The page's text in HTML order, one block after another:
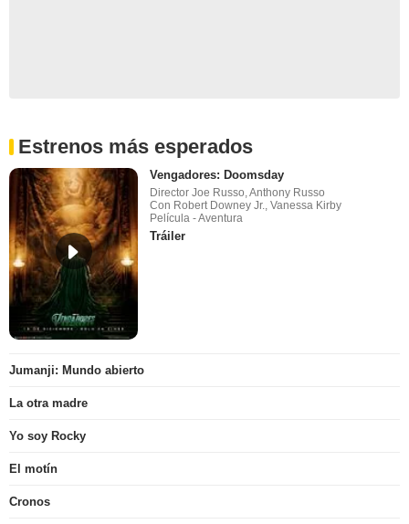
Estrenos más esperados
Vengadores: Doomsday
Director Joe Russo, Anthony Russo
Con Robert Downey Jr., Vanessa Kirby
Película - Aventura
Tráiler
Jumanji: Mundo abierto
La otra madre
Yo soy Rocky
El motín
Cronos